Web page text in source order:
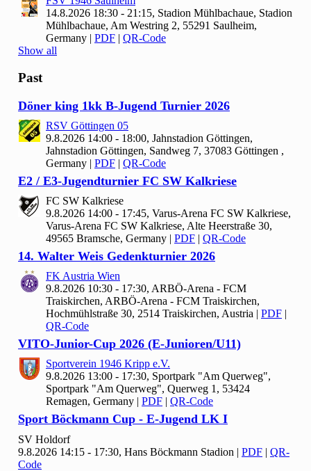
14.8.2026 18:30 - 21:15, Stadion Mühlbachaue, Stadion
Mühlbachaue, Am Westring 2, 55291 Saulheim,
Germany | PDF | QR-Code
Show all
Past
Döner king 1kk B-Jugend Turnier 2026
RSV Göttingen 05
9.8.2026 14:00 - 18:00, Jahnstadion Göttingen,
Jahnstadion Göttingen, Sandweg 7, 37083 Göttingen ,
Germany | PDF | QR-Code
E2 / E3-Jugendturnier FC SW Kalkriese
FC SW Kalkriese
9.8.2026 14:00 - 17:45, Varus-Arena FC SW Kalkriese,
Varus-Arena FC SW Kalkriese, Alte Heerstraße 30,
49565 Bramsche, Germany | PDF | QR-Code
14. Walter Weis Gedenkturnier 2026
FK Austria Wien
9.8.2026 10:30 - 17:30, ARBÖ-Arena - FCM
Traiskirchen, ARBÖ-Arena - FCM Traiskirchen,
Hochmühlstraße 30, 2514 Traiskirchen, Austria | PDF |
QR-Code
VITO-Junior-Cup 2026 (E-Junioren/U11)
Sportverein 1946 Kripp e.V.
9.8.2026 13:00 - 17:30, Sportpark "Am Querweg",
Sportpark "Am Querweg", Querweg 1, 53424
Remagen, Germany
PDF QR-Code
Sport Böckmann Cup - E-Jugend LK I
SV Holdorf
9.8.2026 14:15 - 17:30, Hans Böckmann Stadion | PDF | QR-
Code